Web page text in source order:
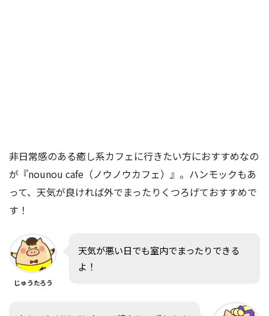
非日常感のある癒し系カフェに行きたい方におすすめなの
が『nounou cafe（ノウノウカフェ）』。ハンモックもあ
って、天気が良ければ外でまったりくつろげておすすめで
す！
じゅうたろう
天気が悪い日でも室内でまったりできる
よ！